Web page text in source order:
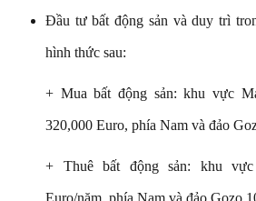
Đầu tư bất động sản và duy trì
hình thức sau:
+ Mua bất động sản: khu vực
320,000 Euro, phía Nam và đảo
+ Thuê bất động sản: khu vực